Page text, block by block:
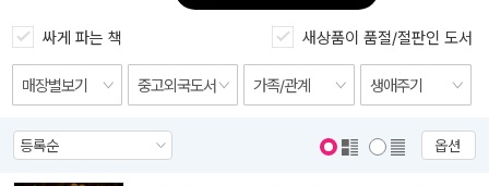
싸게 파는 책 새상품이 품절/절판인 도서
옵션